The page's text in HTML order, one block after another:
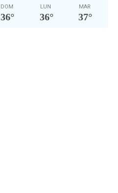
DOM
36°
LUN
36°
MAR
37°